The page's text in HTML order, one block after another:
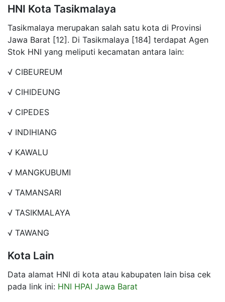
HNI Kota Tasikmalaya
Tasikmalaya merupakan salah satu kota di Provinsi
Jawa Barat [12]. Di Tasikmalaya [184] terdapat Agen
Stok HNI yang meliputi kecamatan antara lain:
√ CIBEUREUM
√ CIHIDEUNG
√ CIPEDES
√ INDIHIANG
√ KAWALU
√ MANGKUBUMI
√ TAMANSARI
√ TASIKMALAYA
√ TAWANG
Kota Lain
Data alamat HNI di kota atau kabupaten lain bisa cek
pada link ini: HNI HPAI Jawa Barat